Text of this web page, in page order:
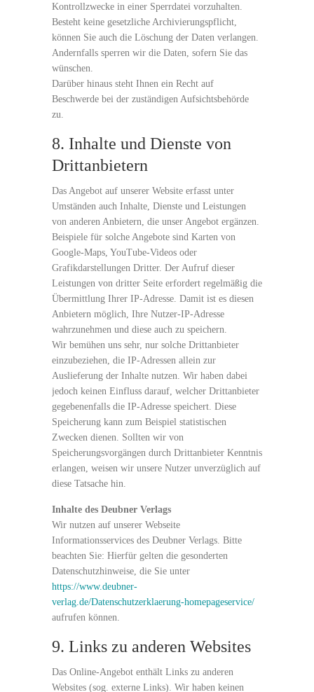
Kontrollzwecke in einer Sperrdatei vorzuhalten.
Besteht keine gesetzliche Archivierungspflicht,
können Sie auch die Löschung der Daten verlangen.
Andernfalls sperren wir die Daten, sofern Sie das
wünschen.
Darüber hinaus steht Ihnen ein Recht auf
Beschwerde bei der zuständigen Aufsichtsbehörde
zu.
8. Inhalte und Dienste von
Drittanbietern
Das Angebot auf unserer Website erfasst unter
Umständen auch Inhalte, Dienste und Leistungen
von anderen Anbietern, die unser Angebot ergänzen.
Beispiele für solche Angebote sind Karten von
Google-Maps, YouTube-Videos oder
Grafikdarstellungen Dritter. Der Aufruf dieser
Leistungen von dritter Seite erfordert regelmäßig die
Übermittlung Ihrer IP-Adresse. Damit ist es diesen
Anbietern möglich, Ihre Nutzer-IP-Adresse
wahrzunehmen und diese auch zu speichern.
Wir bemühen uns sehr, nur solche Drittanbieter
einzubeziehen, die IP-Adressen allein zur
Auslieferung der Inhalte nutzen. Wir haben dabei
jedoch keinen Einfluss darauf, welcher Drittanbieter
gegebenenfalls die IP-Adresse speichert. Diese
Speicherung kann zum Beispiel statistischen
Zwecken dienen. Sollten wir von
Speicherungsvorgängen durch Drittanbieter Kenntnis
erlangen, weisen wir unsere Nutzer unverzüglich auf
diese Tatsache hin.
Inhalte des Deubner Verlags
Wir nutzen auf unserer Webseite
Informationsservices des Deubner Verlags. Bitte
beachten Sie: Hierfür gelten die gesonderten
Datenschutzhinweise, die Sie unter
https://www.deubner-
verlag.de/Datenschutzerklaerung-homepageservice/
aufrufen können.
9. Links zu anderen Websites
Das Online-Angebot enthält Links zu anderen
Websites (sog. externe Links). Wir haben keinen